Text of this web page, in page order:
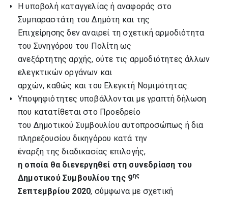
Η υποβολή καταγγελίας ή αναφοράς στο
Συμπαραστάτη του Δημότη και της
Επιχείρησης δεν αναιρεί τη σχετική αρμοδιότητα
του Συνηγόρου του Πολίτη ως
ανεξάρτητης αρχής, ούτε τις αρμοδιότητες άλλων
ελεγκτικών οργάνων και
αρχών, καθώς και του Ελεγκτή Νομιμότητας.
Υποψηφιότητες υποβάλλονται με γραπτή δήλωση
που κατατίθεται στο Προεδρείο
του Δημοτικού Συμβουλίου αυτοπροσώπως ή δια
πληρεξουσίου δικηγόρου κατά την
έναρξη της διαδικασίας επιλογής,
η οποία θα διενεργηθεί στη συνεδρίαση του
Δημοτικού Συμβουλίου της 9ης
Σεπτεμβρίου 2020, σύμφωνα με σχετική